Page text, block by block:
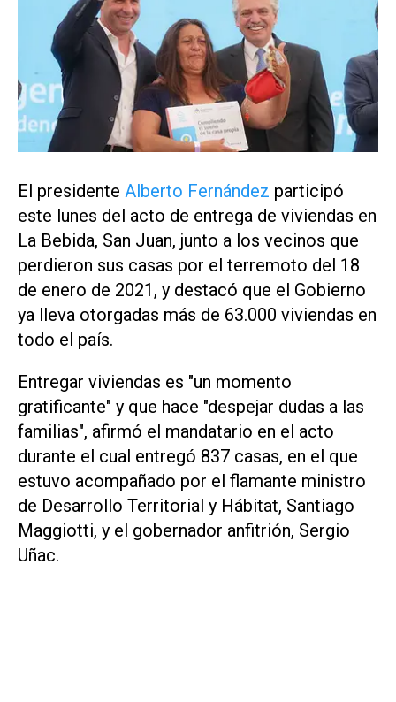
El presidente Alberto Fernández participó
este lunes del acto de entrega de viviendas en
La Bebida, San Juan, junto a los vecinos que
perdieron sus casas por el terremoto del 18
de enero de 2021, y destacó que el Gobierno
ya lleva otorgadas más de 63.000 viviendas en
todo el país.
Entregar viviendas es "un momento
gratificante" y que hace "despejar dudas a las
familias", afirmó el mandatario en el acto
durante el cual entregó 837 casas, en el que
estuvo acompañado por el flamante ministro
de Desarrollo Territorial y Hábitat, Santiago
Maggiotti, y el gobernador anfitrión, Sergio
Uñac.